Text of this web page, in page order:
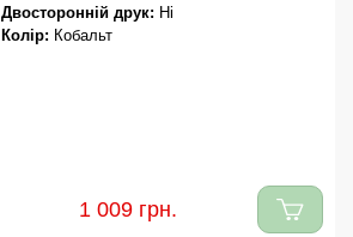
Двосторонній друк: Ні
Колір: Кобальт
1 009 грн.